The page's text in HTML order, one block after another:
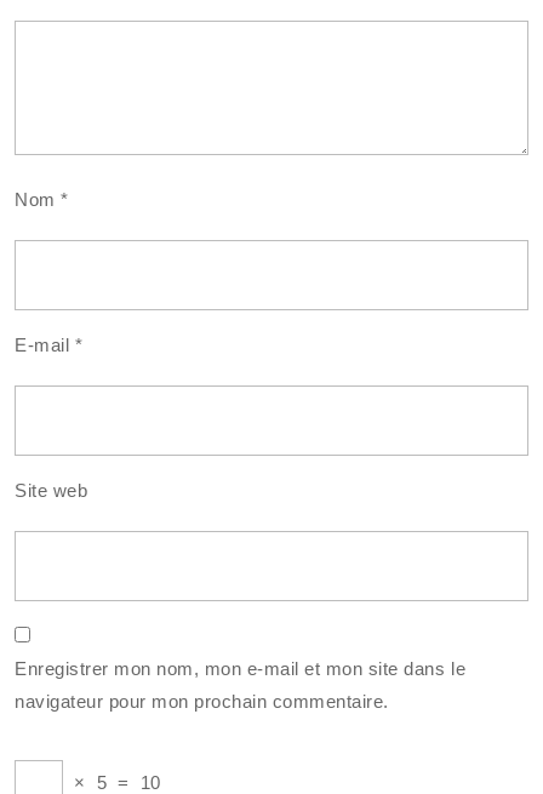
Nom*
E-mail *
Site web
Enregistrer mon nom, mon e-mail et mon site dans le
navigateur pour mon prochain commentaire.
× 5 = 10